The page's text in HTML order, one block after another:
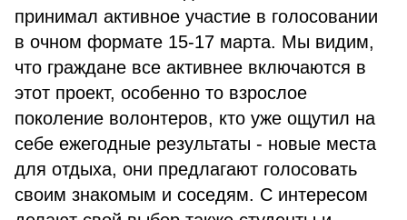
принимал активное участие в голосовании
в очном формате 15-17 марта. Мы видим,
что граждане все активнее включаются в
этот проект, особенно то взрослое
поколение волонтеров, кто уже ощутил на
себе ежегодные результаты - новые места
для отдыха, они предлагают голосовать
своим знакомым и соседям. С интересом